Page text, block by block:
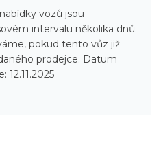
vozů jsou
intervalu několika dnů.
pokud tento vůz již
prodejce. Datum
12.11.2025